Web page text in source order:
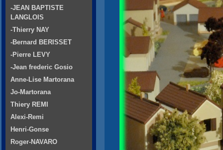
-JEAN BAPTISTE
LANGLOIS
-Thierry NAY
-Bernard BERISSET
-Pierre LEVY
-Jean frederic Gosio
Anne-Lise Martorana
Jo-Martorana
Thiery REMI
Alexi-Remi
Henri-Gonse
Roger-NAVARO